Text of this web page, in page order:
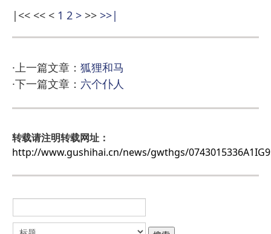
|<< << < 1 2 > >> >>|
·上一篇文章： 狐狸和马
·下一篇文章： 六个仆人
转载请注明转载网址：
http://www.gushihai.cn/news/gwthgs/